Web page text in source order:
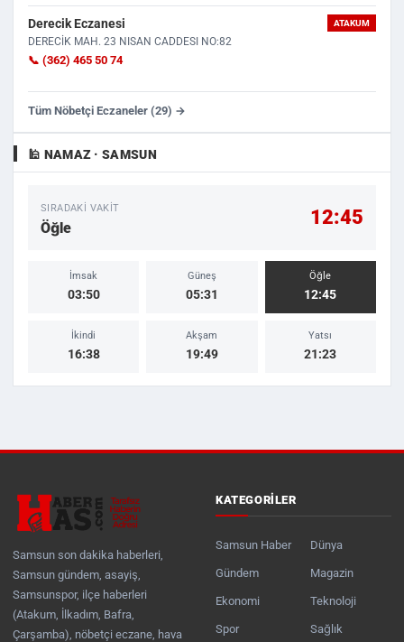
Derecik Eczanesi ATAKUM
DERECİK MAH. 23 NISAN CADDESI NO:82
📞 (362) 465 50 74
Tüm Nöbetçi Eczaneler (29) →
🕌 NAMAZ · SAMSUN
SIRADAKI VAKIT
Öğle 12:45
İmsak
03:50
Güneş
05:31
Öğle
12:45
İkindi
16:38
Akşam
19:49
Yatsı
21:23
Samsun son dakika haberleri,
Samsun gündem, asayiş,
Samsunspor, ilçe haberleri
(Atakum, İlkadım, Bafra,
Çarşamba), nöbetçi eczane, hava
KATEGORILER
Samsun Haber
Gündem
Ekonomi
Spor
Dünya
Magazin
Teknoloji
Sağlık